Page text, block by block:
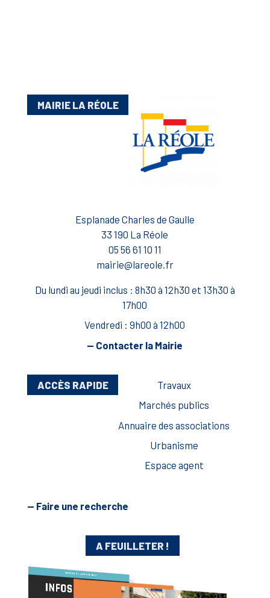
MAIRIE LA RÉOLE
Esplanade Charles de Gaulle
33 190 La Réole
05 56 61 10 11
mairie@lareole.fr
Du lundi au jeudi inclus : 8h30 à 12h30 et 13h30 à
17h00
Vendredi : 9h00 à 12h00
— Contacter la Mairie
ACCÈS RAPIDE
Travaux
Marchés publics
Annuaire des associations
Urbanisme
Espace agent
— Faire une recherche
A FEUILLETER !